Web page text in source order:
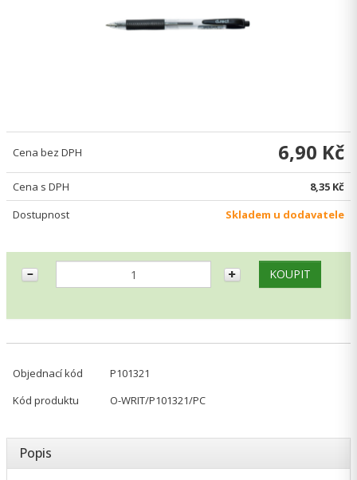
Cena bez DPH 6,90 Kč
Cena s DPH
8,35 Kč
Dostupnost
Skladem u dodavatele
Objednací kód
P101321
Kód produktu
O-WRIT/P101321/PC
Popis